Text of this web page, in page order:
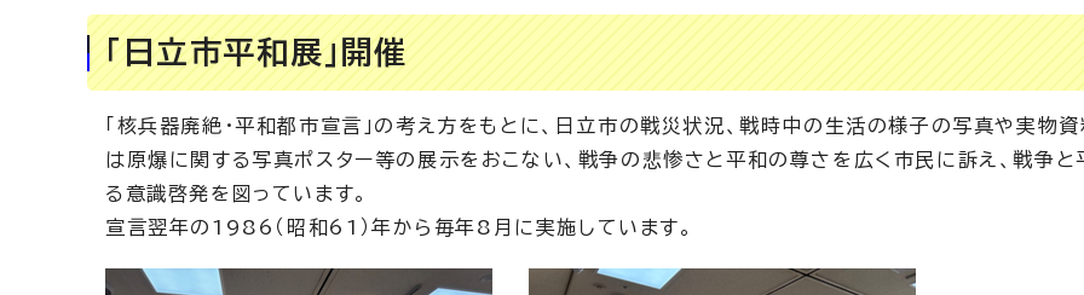
「日立市平和展」開催
「核兵器廃絶・平和都市宣言」の考え方をもとに、日立市の戦災状況、戦時中の生活の様子の写真や実物資
は原爆に関する写真ポスター等の展示をおこない、戦争の悲惨さと平和の尊さを広く市民に訴え、戦争と
る意識啓発を図っています。
宣言翌年の1986（昭和61）年から毎年8月に実施しています。